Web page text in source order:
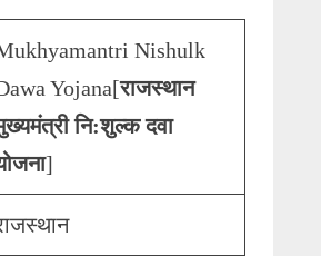
Nishulk
Yojana[राजस्थान
नि:शुल्क दवा
]